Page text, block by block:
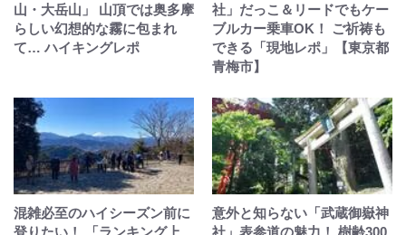
山・大岳山」 山頂では奥多摩
らしい幻想的な霧に包まれ
て… ハイキングレポ
社」だっこ＆リードでもケー
ブルカー乗車OK！ ご祈祷も
できる「現地レポ」【東京都
青梅市】
混雑必至のハイシーズン前に
登りたい！ 「ランキング上
意外と知らない「武蔵御嶽神
社」表参道の魅力！ 樹齢300